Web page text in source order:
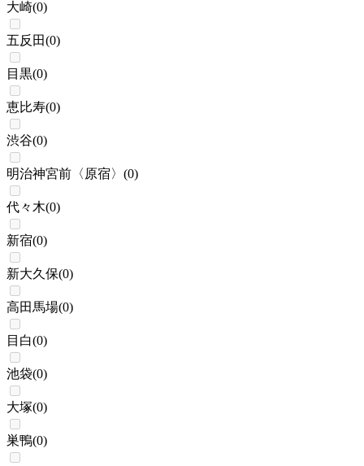
大崎(0)
五反田(0)
目黒(0)
恵比寿(0)
渋谷(0)
明治神宮前〈原宿〉 (0)
代々木(0)
新宿(0)
新大久保(0)
高田馬場(0)
目白(0)
池袋(0)
大塚(0)
巣鴨(0)